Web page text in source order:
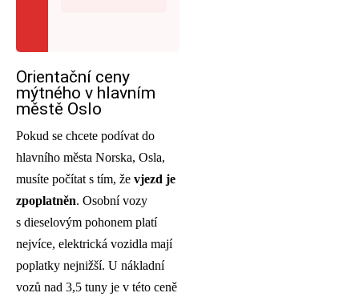
Orientační ceny
mýtného v hlavním
městě Oslo
Pokud se chcete podívat do
hlavního města Norska, Osla,
musíte počítat s tím, že vjezd je
zpoplatněn. Osobní vozy
s dieselovým pohonem platí
nejvíce, elektrická vozidla mají
poplatky nejnižší. U nákladní
vozů nad 3,5 tuny je v této ceně